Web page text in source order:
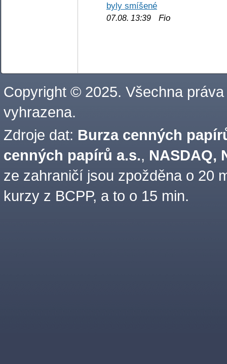
byly smíšené
07.08. 13:39 Fio
Copyright © 2025. Všechna práva
vyhrazena.
Zdroje dat: Burza cenných
cenných papírů a.s., NASDAQ,
ze zahraničí jsou zpožděna o 20
kurzy z BCPP, a to o 15 min.